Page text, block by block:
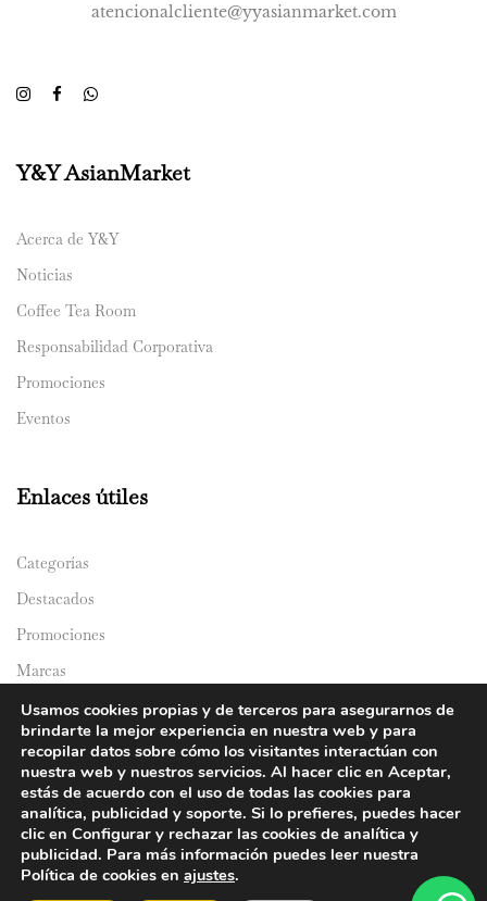
atencionalcliente@yyasianmarket.com
Y&Y AsianMarket
Acerca de Y&Y
Noticias
Coffee Tea Room
Responsabilidad Corporativa
Promociones
Eventos
Enlaces útiles
Categorías
Destacados
Promociones
Marcas
Catálogos
Domicilios
© 2024 Y&Y Asian Market. All rights reserved.
Usamos cookies propias y de terceros para asegurarnos de
brindarte la mejor experiencia en nuestra web y para
recopilar datos sobre cómo los visitantes interactúan con
nuestra web y nuestros servicios. Al hacer clic en Aceptar,
estás de acuerdo con el uso de todas las cookies para
analítica, publicidad y soporte. Si lo prefieres, puedes hacer
clic en Configurar y rechazar las cookies de analítica y
publicidad. Para más información puedes leer nuestra
Política de cookies en ajustes.